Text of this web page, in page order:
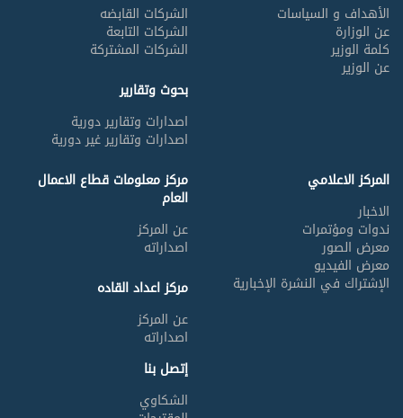
الأهداف و السياسات
عن الوزارة
كلمة الوزير
عن الوزير
الشركات القابضه
الشركات التابعة
الشركات المشتركة
بحوث وتقارير
اصدارات وتقارير دورية
اصدارات وتقارير غير دورية
المركز الاعلامي
الاخبار
ندوات ومؤتمرات
معرض الصور
معرض الفيديو
الإشتراك في النشرة الإخبارية
مركز معلومات قطاع الاعمال
العام
عن المركز
اصداراته
مركز اعداد القاده
عن المركز
اصداراته
إتصل بنا
الشكاوي